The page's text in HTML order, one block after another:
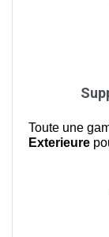
Toute une
Exterieure